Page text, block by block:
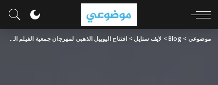
موضوعي >
Blog
> لايف ستايل > افتتاح اليوبيل الذهبي لمهرجان جمعية الفيلم المصرية بحضور حسين فهمي فيديو خاص لـ سيدتي